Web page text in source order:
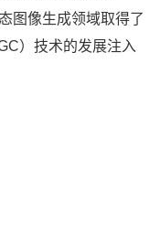
图像生成领域取得了
）技术的发展注入